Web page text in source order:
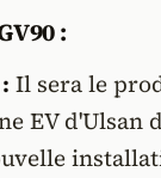
:
Il sera le
EV d'Ulsan